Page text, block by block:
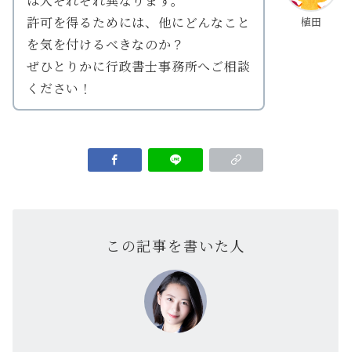
植田
許可を得るためには、他にどんなこと
を気を付けるべきなのか？
ぜひとりかに行政書士事務所へご相談
ください！
この記事を書いた人